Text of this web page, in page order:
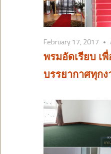
February 17, 2017
พรมอัดเรียบ เ
บรรยากาศทุก